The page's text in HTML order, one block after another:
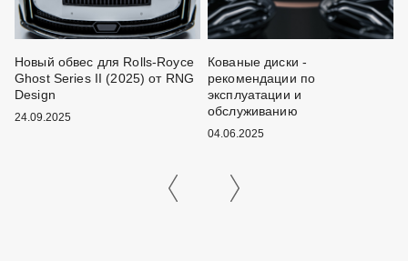
Новый обвес для Rolls-Royce
Ghost Series II (2025) от RNG
Design
24.09.2025
Кованые диски -
рекомендации по
эксплуатации и
обслуживанию
04.06.2025